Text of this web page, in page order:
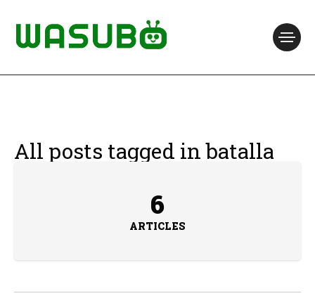
All posts tagged in batalla
6
ARTICLES